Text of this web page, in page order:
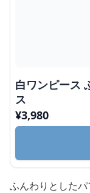
白ワンピース
ス
¥3,980
ふんわりとした